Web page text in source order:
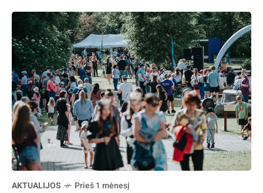
AKTUALIJOS Prieš 1 mėnesį